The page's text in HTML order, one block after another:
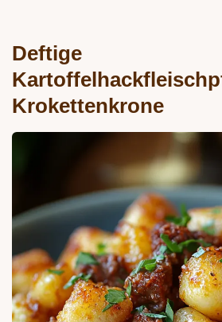
Deftige
Krokettenkrone